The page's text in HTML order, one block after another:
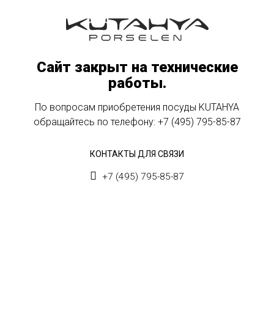
Сайт закрыт на технические
работы.
По вопросам приобретения посуды KUTAHYA
обращайтесь по телефону: +7 (495) 795-85-87
КОНТАКТЫ ДЛЯ СВЯЗИ
+7 (495) 795-85-87